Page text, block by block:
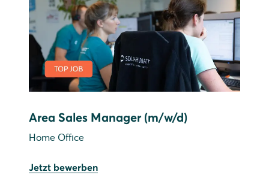
Area Sales Manager (m/w/d)
Home Office
Jetzt bewerben